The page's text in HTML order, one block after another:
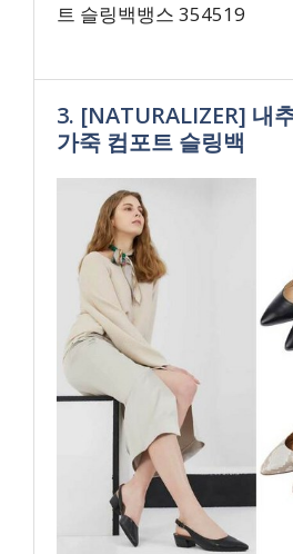
트 슬링백뱅스 354519
3. [NATURALIZER] 내
가죽 컴포트 슬링백